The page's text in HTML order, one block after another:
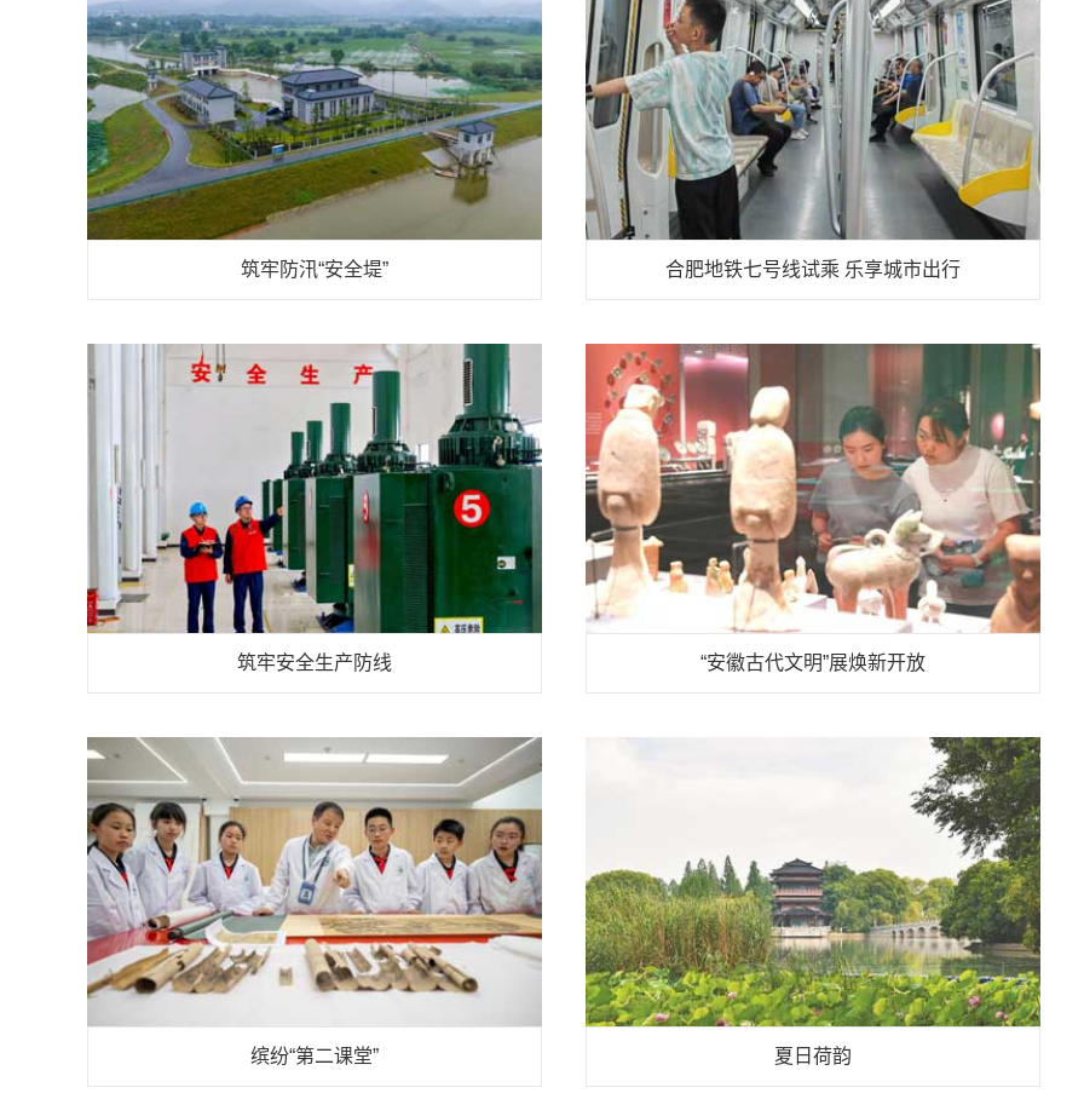
筑牢防汛“安全堤” 合肥地铁七号线试乘 乐享城市出行
筑牢安全生产防线 “安徽古代文明”展焕新开放
缤纷“第二课堂” 夏日荷韵